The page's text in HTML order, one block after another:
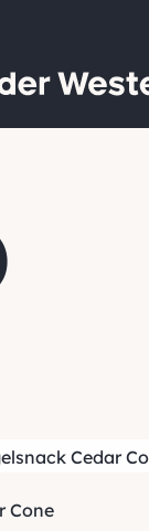
Cone